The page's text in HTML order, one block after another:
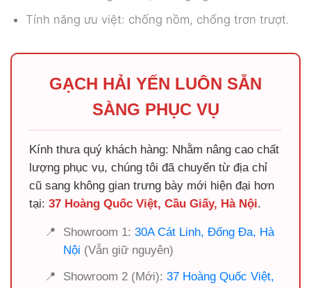
Tính năng ưu việt: chống nồm, chống trơn trượt.
GẠCH HẢI YẾN LUÔN SẴN
SÀNG PHỤC VỤ
Kính thưa quý khách hàng: Nhằm nâng cao chất
lượng phục vụ, chúng tôi đã chuyển từ địa chỉ
cũ sang không gian trưng bày mới hiện đại hơn
tại: 37 Hoàng Quốc Việt, Cầu Giấy, Hà Nội.
📍 Showroom 1: 30A Cát Linh, Đống Đa, Hà
Nội (Vẫn giữ nguyên)
📍
Showroom 2 (Mới): 37 Hoàng Quốc Việt,